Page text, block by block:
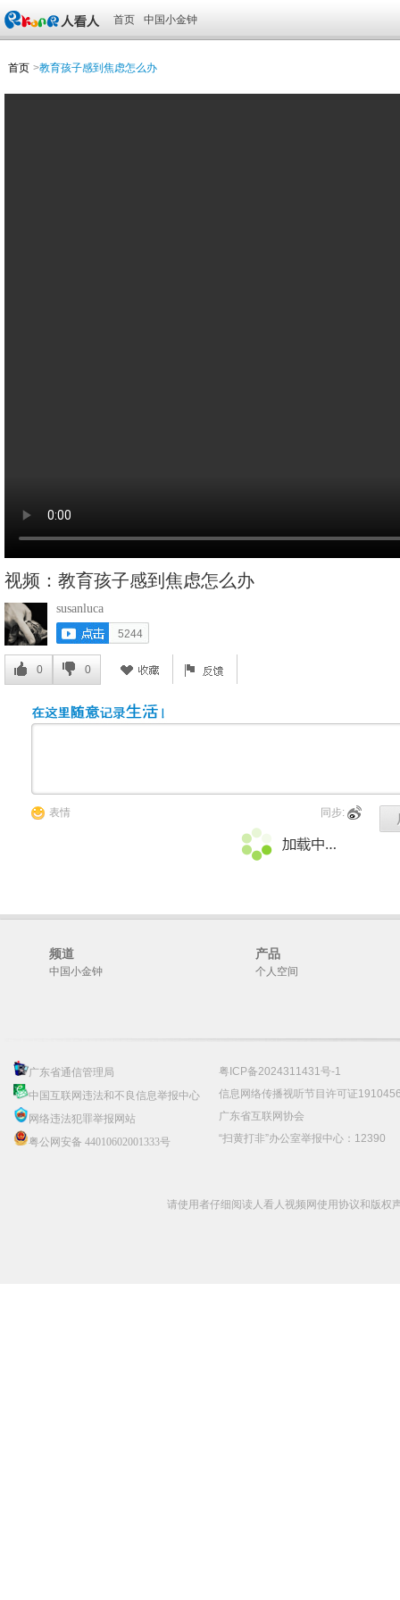
首页 中国小金钟
首页 >教育孩子感到焦虑怎么办
视频：教育孩子感到焦虑怎么办
susanluca
5244
0 0
表情 同步:
频道
中国小金钟
产品
个人空间
广东省通信管理局
中国互联网违法和不良信息举报中心
网络违法犯罪举报网站
粤公网安备 44010602001333号
粤ICP备2024311431号-1
信息网络传播视听节目许可证
广东省互联网协会
“扫黄打非”办公室举报中心：12390
请使用者仔细阅读人看人视频网使用协议和版权